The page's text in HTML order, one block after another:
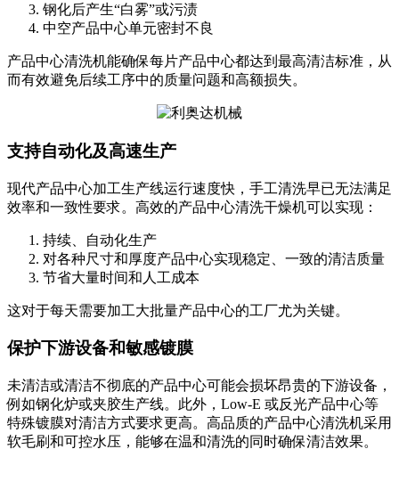
钢化后产生“白雾”或污渍
中空产品中心单元密封不良
产品中心清洗机能确保每片产品中心都达到最高清洁标准，从
而有效避免后续工序中的质量问题和高额损失。
支持自动化及高速生产
现代产品中心加工生产线运行速度快，手工清洗早已无法满足
效率和一致性要求。高效的产品中心清洗干燥机可以实现：
持续、自动化生产
对各种尺寸和厚度产品中心实现稳定、一致的清洁质量
节省大量时间和人工成本
这对于每天需要加工大批量产品中心的工厂尤为关键。
保护下游设备和敏感镀膜
未清洁或清洁不彻底的产品中心可能会损坏昂贵的下游设备，
例如钢化炉或夹胶生产线。此外，Low-E 或反光产品中心等
特殊镀膜对清洁方式要求更高。高品质的产品中心清洗机采用
软毛刷和可控水压，能够在温和清洗的同时确保清洁效果。